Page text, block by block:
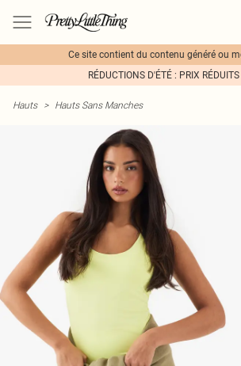
Ce site contient du contenu généré ou
RÉDUCTIONS D'ÉTÉ : PRIX
Hauts > Hauts Sans Manches